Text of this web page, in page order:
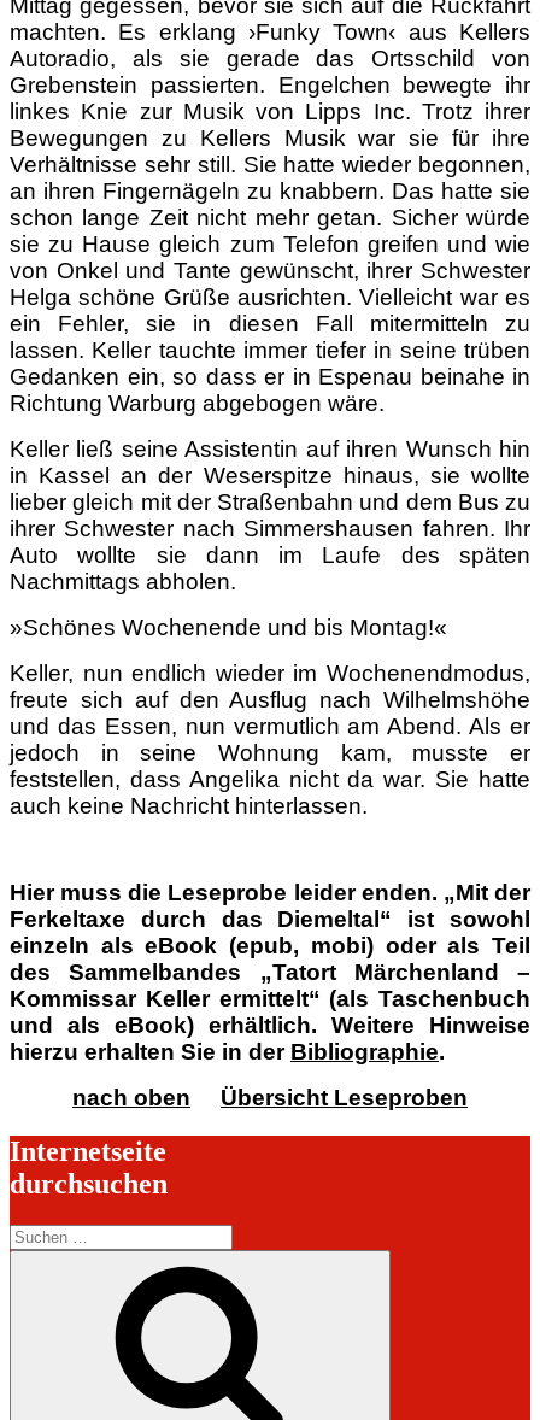
Mittag gegessen, bevor sie sich auf die Rückfahrt
machten. Es erklang ›Funky Town‹ aus Kellers
Autoradio, als sie gerade das Ortsschild von
Grebenstein passierten. Engelchen bewegte ihr
linkes Knie zur Musik von Lipps Inc. Trotz ihrer
Bewegungen zu Kellers Musik war sie für ihre
Verhältnisse sehr still. Sie hatte wieder begonnen,
an ihren Fingernägeln zu knabbern. Das hatte sie
schon lange Zeit nicht mehr getan. Sicher würde
sie zu Hause gleich zum Telefon greifen und wie
von Onkel und Tante gewünscht, ihrer Schwester
Helga schöne Grüße ausrichten. Vielleicht war es
ein Fehler, sie in diesen Fall mitermitteln zu
lassen. Keller tauchte immer tiefer in seine trüben
Gedanken ein, so dass er in Espenau beinahe in
Richtung Warburg abgebogen wäre.
Keller ließ seine Assistentin auf ihren Wunsch hin
in Kassel an der Weserspitze hinaus, sie wollte
lieber gleich mit der Straßenbahn und dem Bus zu
ihrer Schwester nach Simmershausen fahren. Ihr
Auto wollte sie dann im Laufe des späten
Nachmittags abholen.
»Schönes Wochenende und bis Montag!«
Keller, nun endlich wieder im Wochenendmodus,
freute sich auf den Ausflug nach Wilhelmshöhe
und das Essen, nun vermutlich am Abend. Als er
jedoch in seine Wohnung kam, musste er
feststellen, dass Angelika nicht da war. Sie hatte
auch keine Nachricht hinterlassen.
Hier muss die Leseprobe leider enden. „Mit der
Ferkeltaxe durch das Diemeltal“ ist sowohl
einzeln als eBook (epub, mobi) oder als Teil
des Sammelbandes „Tatort Märchenland –
Kommissar Keller ermittelt“ (als Taschenbuch
und als eBook) erhältlich. Weitere Hinweise
hierzu erhalten Sie in der Bibliographie.
nach oben
Übersicht Leseproben
Internetseite
durchsuchen
Suchen
nach: